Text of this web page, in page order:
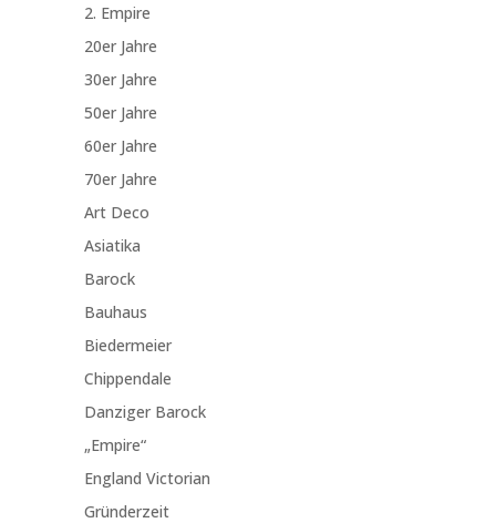
2. Empire
20er Jahre
30er Jahre
50er Jahre
60er Jahre
70er Jahre
Art Deco
Asiatika
Barock
Bauhaus
Biedermeier
Chippendale
Danziger Barock
„Empire“
England Victorian
Gründerzeit